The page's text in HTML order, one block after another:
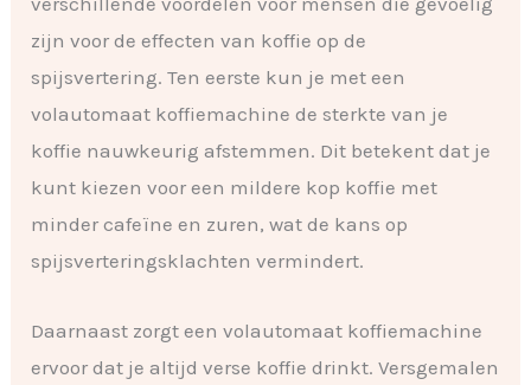
zijn voor de effecten van koffie op de
spijsvertering. Ten eerste kun je met een
volautomaat koffiemachine de sterkte van je
koffie nauwkeurig afstemmen. Dit betekent dat je
kunt kiezen voor een mildere kop koffie met
minder cafeïne en zuren, wat de kans op
spijsverteringsklachten vermindert.
Daarnaast zorgt een volautomaat koffiemachine
ervoor dat je altijd verse koffie drinkt. Versgemalen